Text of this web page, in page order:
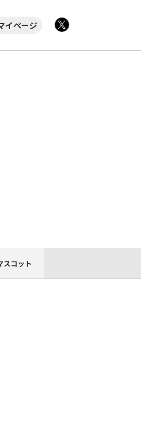
イページ
スコット